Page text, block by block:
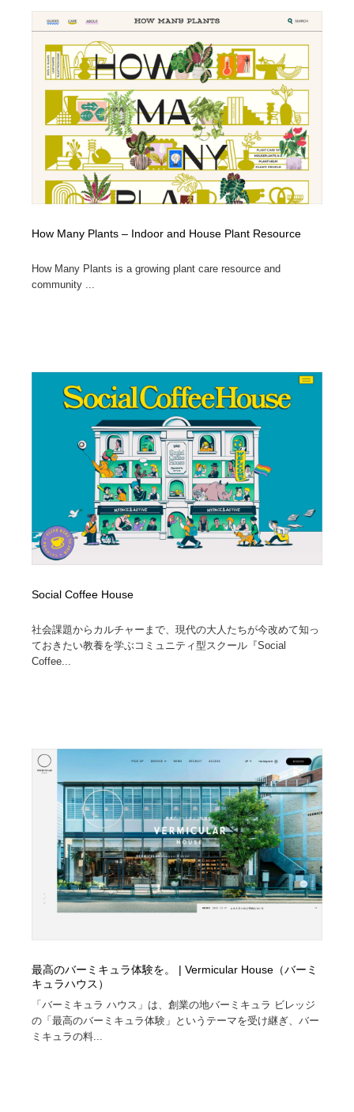
How Many Plants – Indoor and House Plant Resource
How Many Plants is a growing plant care resource and
community ...
Social Coffee House
社会課題からカルチャーまで、現代の大人たちが今改めて知っ
ておきたい教養を学ぶコミュニティ型スクール『Social
Coffee...
最高のバーミキュラ体験を。 | Vermicular House（バーミ
キュラハウス）
「バーミキュラ ハウス」は、創業の地バーミキュラ ビレッジ
の「最高のバーミキュラ体験」というテーマを受け継ぎ、バー
ミキュラの料...